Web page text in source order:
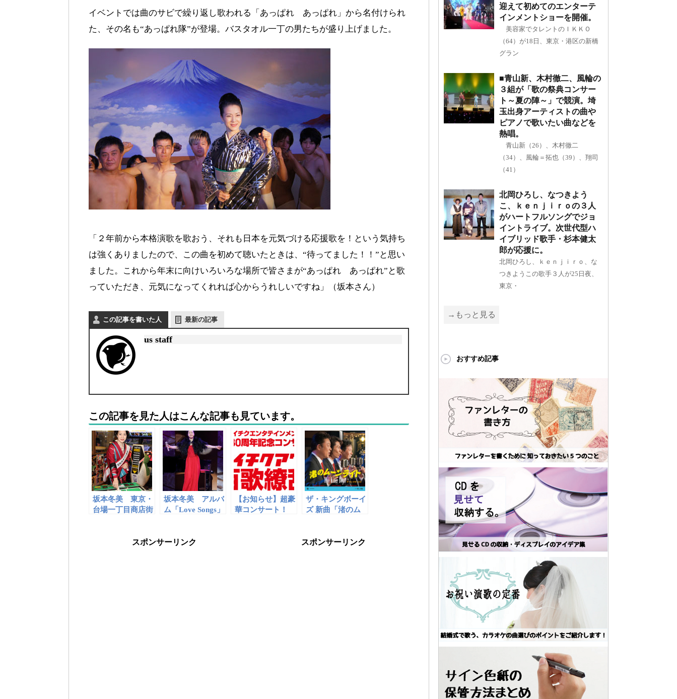
イベントでは曲のサビで繰り返し歌われる「あっぱれ あっぱれ」から名付けられ
た、その名も“あっぱれ隊”が登場。バスタオル一丁の男たちが盛り上げました。
「２年前から本格演歌を歌おう、それも日本を元気づける応援歌を！という気持ち
は強くありましたので、この曲を初めて聴いたときは、“待ってました！！”と思い
ました。これから年末に向けいろいろな場所で皆さまが“あっぱれ あっぱれ”と歌
っていただき、元気になってくれれば心からうれしいですね」（坂本さん）
この記事を書いた人 最新の記事
us staff
この記事を見た人はこんな記事も見ています。
坂本冬美 東京・
台場一丁目商店街
坂本冬美 アルバ
ム「Love Songs」
ライブ
【お知らせ】超豪
華コンサート！
ザ・キングボーイ
ズ 新曲「渚のム
スポンサーリンク
スポンサーリンク
迎えて初めてのエンターテ
インメントショーを開催。
美容家でタレントのＩＫＫＯ
（64）が18日、東京・港区の新橋
グラン
■青山新、木村徹二、風輪の
３組が「歌の祭典コンサー
ト～夏の陣～」で競演。埼
玉出身アーティストの曲や
ピアノで歌いたい曲などを
熱唱。
青山新（26）、木村徹二
（34）、風輪＝拓也（39）、翔司
（41）
北岡ひろし、なつきよう
こ、ｋｅｎｊｉｒｏの３人
がハートフルソングでジョ
イントライブ。次世代型ハ
イブリッド歌手・杉本健太
郎が応援に。
北岡ひろし、ｋｅｎｊｉｒｏ、な
つきようこの歌手３人が25日夜、
東京・
→もっと見る
おすすめ記事